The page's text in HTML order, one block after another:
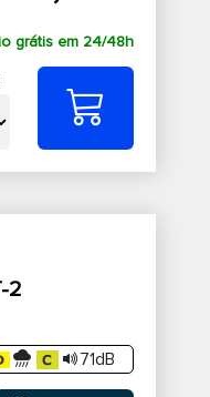
grátis em 24/48h
2
71dB